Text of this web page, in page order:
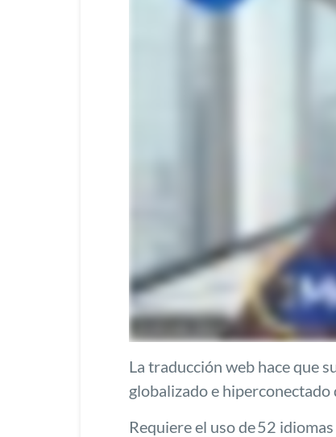
La traducción web hace que
globalizado e hiperconectado
Requiere el uso de52 idiomas